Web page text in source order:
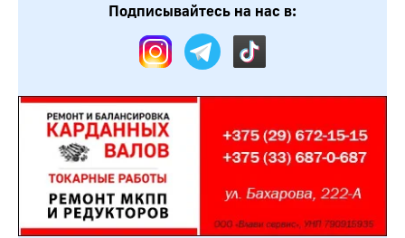
Подписывайтесь на нас в: